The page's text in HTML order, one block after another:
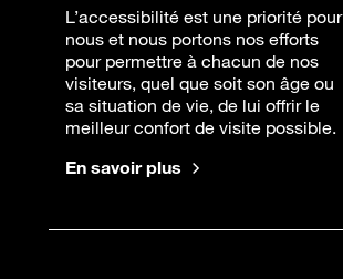
L’accessibilité est une priorité pour
nous et nous portons nos efforts
pour permettre à chacun de nos
visiteurs, quel que soit son âge ou
sa situation de vie, de lui offrir le
meilleur confort de visite possible.
En savoir plus